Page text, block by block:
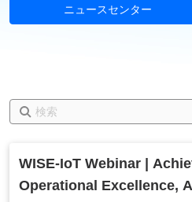
ニュースセンター
WISE-IoT Webinar |
Operational Excellence,